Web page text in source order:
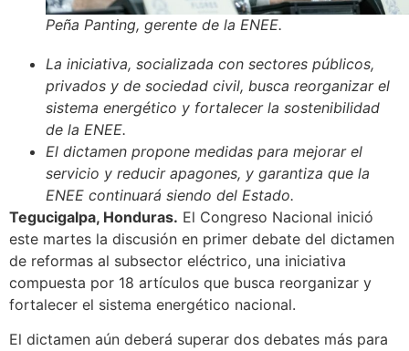
Peña Panting, gerente de la ENEE.
La iniciativa, socializada con sectores públicos,
privados y de sociedad civil, busca reorganizar el
sistema energético y fortalecer la sostenibilidad
de la ENEE.
El dictamen propone medidas para mejorar el
servicio y reducir apagones, y garantiza que la
ENEE continuará siendo del Estado.
Tegucigalpa, Honduras. El Congreso Nacional inició
este martes la discusión en primer debate del dictamen
de reformas al subsector eléctrico, una iniciativa
compuesta por 18 artículos que busca reorganizar y
fortalecer el sistema energético nacional.
El dictamen aún deberá superar dos debates más para